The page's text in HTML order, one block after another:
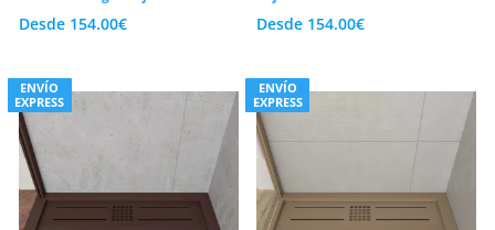
protección Gel Coat y 10 años de
garantía
Por esta razón, la firmeza ante el uso
intensivo continuo y la resistencia a los
Desde 154.00€ Desde 154.00€
ENVÍO
EXPRESS
ENVÍO
EXPRESS